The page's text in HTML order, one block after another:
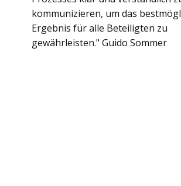
kommunizieren, um das
Ergebnis für alle Beteiligten zu
gewährleisten." Guido Sommer